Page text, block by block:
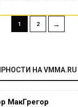
1 2 →
НА VMMA.RU
МакГрегор